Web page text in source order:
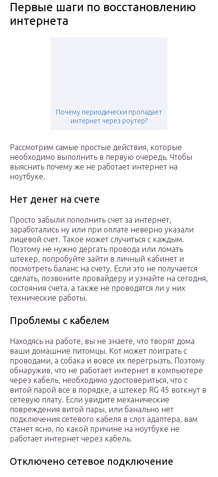
Первые шаги по восстановлению
интернета
Почему периодически пропадает
интернет через роутер?
Рассмотрим самые простые действия, которые
необходимо выполнить в первую очередь. Чтобы
выяснить почему же не работает интернет на
ноутбуке.
Нет денег на счете
Просто забыли пополнить счет за интернет,
заработались ну или при оплате неверно указали
лицевой счет. Такое может случиться с каждым.
Поэтому не нужно дергать провода или ломать
штекер, попробуйте зайти в личный кабинет и
посмотреть баланс на счету. Если это не получается
сделать, позвоните провайдеру и узнайте на сегодня,
состояния счета, а также не проводятся ли у них
технические работы.
Проблемы с кабелем
Находясь на работе, вы не знаете, что творят дома
ваши домашние питомцы. Кот может поиграть с
проводами, а собака и вовсе их перегрызть. Поэтому
обнаружив, что не работает интернет в компьютере
через кабель, необходимо удостовериться, что с
витой парой все в порядке, а штекер RG 45 воткнут в
сетевую плату. Если увидите механические
повреждения витой пары, или банально нет
подключения сетевого кабеля в слот адаптера, вам
станет ясно, по какой причине на ноутбуке не
работает интернет через кабель.
Отключено сетевое подключение